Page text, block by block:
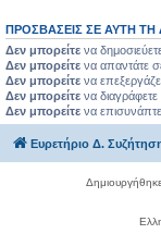
ΠΡΟΣΒΆΣΕΙΣ ΣΕ ΑΥΤΉ ΤΗ
Δεν μπορείτε να
Δεν μπορείτε να απαντάτε
Δεν μπορείτε να
Δεν μπορείτε να
Δεν μπορείτε να
Ευρετήριο Δ.